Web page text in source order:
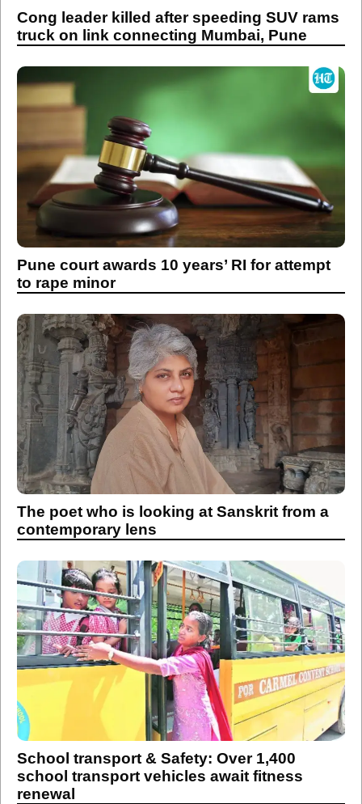
Cong leader killed after speeding SUV rams
truck on link connecting Mumbai, Pune
Pune court awards 10 years’ RI for attempt
to rape minor
The poet who is looking at Sanskrit from a
contemporary lens
School transport & Safety: Over 1,400
school transport vehicles await fitness
renewal